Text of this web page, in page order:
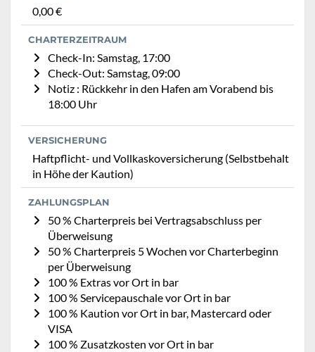
0,00 €
CHARTERZEITRAUM
Check-In: Samstag, 17:00
Check-Out: Samstag, 09:00
Notiz : Rückkehr in den Hafen am Vorabend bis
18:00 Uhr
VERSICHERUNG
Haftpflicht- und Vollkaskoversicherung (Selbstbehalt
in Höhe der Kaution)
ZAHLUNGSPLAN
50 % Charterpreis bei Vertragsabschluss per
Überweisung
50 % Charterpreis 5 Wochen vor Charterbeginn
per Überweisung
100 % Extras vor Ort in bar
100 % Servicepauschale vor Ort in bar
100 % Kaution vor Ort in bar, Mastercard oder
VISA
100 % Zusatzkosten vor Ort in bar